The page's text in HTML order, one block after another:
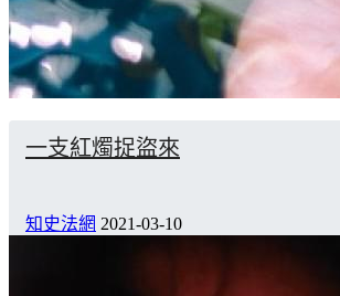
一支紅燭捉盜來
知史法網 2021-03-10